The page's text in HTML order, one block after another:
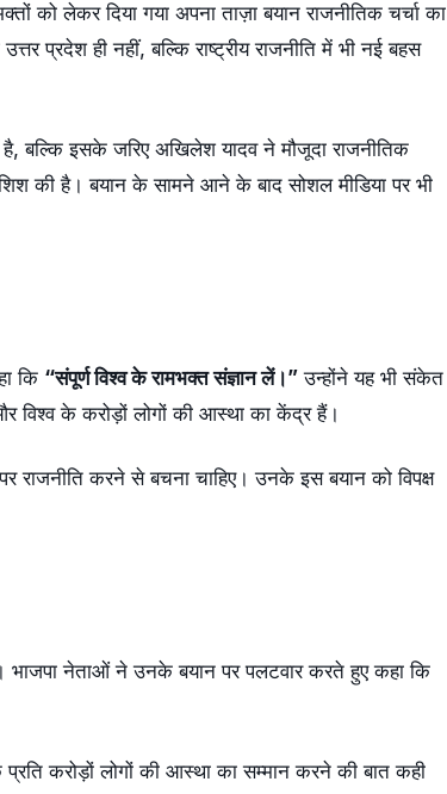
को लेकर दिया गया अपना ताज़ा बयान राजनीतिक चर्चा का
प्रदेश ही नहीं, बल्कि राष्ट्रीय राजनीति में भी नई बहस
है, बल्कि इसके जरिए अखिलेश यादव ने मौजूदा राजनीतिक
की है। बयान के सामने आने के बाद सोशल मीडिया पर भी
कि “संपूर्ण विश्व के रामभक्त संज्ञान लें।” उन्होंने यह भी संकेत
विश्व के करोड़ों लोगों की आस्था का केंद्र हैं।
राजनीति करने से बचना चाहिए। उनके इस बयान को विपक्ष
भाजपा नेताओं ने उनके बयान पर पलटवार करते हुए कहा कि
करोड़ों लोगों की आस्था का सम्मान करने की बात कही